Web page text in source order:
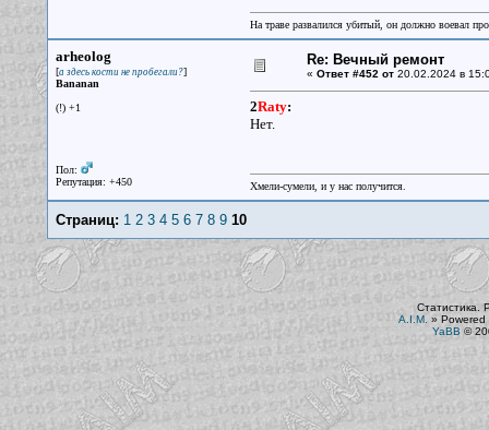
На траве развалился убитый, он должно воевал
arheolog
[а здесь кости не пробегали?]
Bananan
(!) +1
Пол:
Репутация: +450
Re: Вечный ремонт
« Ответ #452 от20.02.2024 в
2Raty:
Нет.
Хмели-сумели, и у нас получится.
Страниц: 1 2 3 4 5 6 7 8 9 10
Статистика.
A.I.M. » Powered
YaBB ©